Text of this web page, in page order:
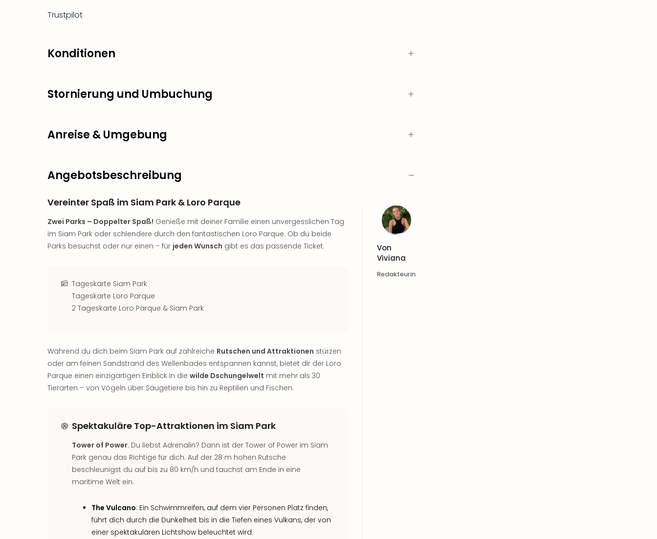
Trustpilot
Konditionen
Stornierung und Umbuchung
Anreise & Umgebung
Angebotsbeschreibung
Vereinter Spaß im Siam Park & Loro Parque
Zwei Parks – Doppelter Spaß! Genieße mit deiner Familie einen unvergesslichen Tag
im Siam Park oder schlendere durch den fantastischen Loro Parque. Ob du beide
Parks besuchst oder nur einen – für jeden Wunsch gibt es das passende Ticket.
Tageskarte Siam Park
Tageskarte Loro Parque
2 Tageskarte Loro Parque & Siam Park
Während du dich beim Siam Park auf zahlreiche Rutschen und Attraktionen stürzen
oder am feinen Sandstrand des Wellenbades entspannen kannst, bietet dir der Loro
Parque einen einzigartigen Einblick in die wilde Dschungelwelt mit mehr als 30
Tierarten – von Vögeln über Säugetiere bis hin zu Reptilien und Fischen.
Spektakuläre Top-Attraktionen im Siam Park
Tower of Power: Du liebst Adrenalin? Dann ist der Tower of Power im Siam
Park genau das Richtige für dich. Auf der 28 m hohen Rutsche
beschleunigst du auf bis zu 80 km/h und tauchst am Ende in eine
maritime Welt ein.
The Vulcano: Ein Schwimmreifen, auf dem vier Personen Platz finden,
führt dich durch die Dunkelheit bis in die Tiefen eines Vulkans, der von
einer spektakulären Lichtshow beleuchtet wird.
Von
Viviana
Redakteurin